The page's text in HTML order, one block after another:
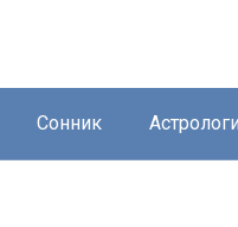
Сонник